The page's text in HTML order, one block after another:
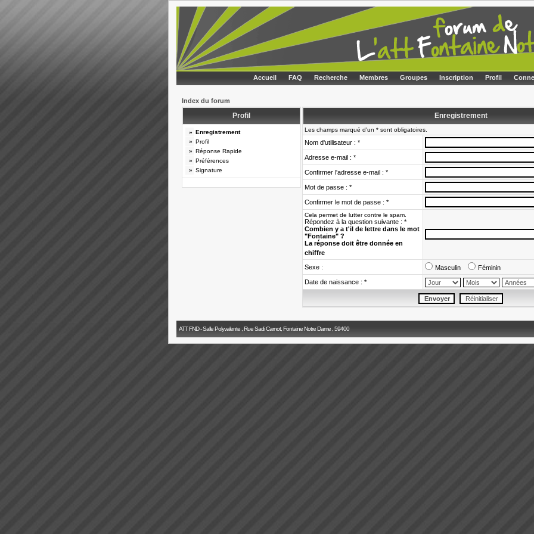
Accueil FAQ Recherche Membres Groupes Inscription Profil
Index du forum
Profil
» Enregistrement
» Profil
» Réponse Rapide
» Préférences
» Signature
Enregistrement
Les champs marqué d'un * sont obligatoires.
Nom d'utilisateur : *
Adresse e-mail : *
Confirmer l'adresse e-mail : *
Mot de passe : *
Confirmer le mot de passe : *
Cela permet de lutter contre le spam.
Répondez à la question suivante : *
Combien y a t'il de lettre dans le mot
"Fontaine" ?
La réponse doit être donnée en
chiffre
Sexe :
Masculin
Féminin
Date de naissance : *
ATT FND - Salle Polyvalente , Rue Sadi Carnot, Fontaine Notre Dame , 59400